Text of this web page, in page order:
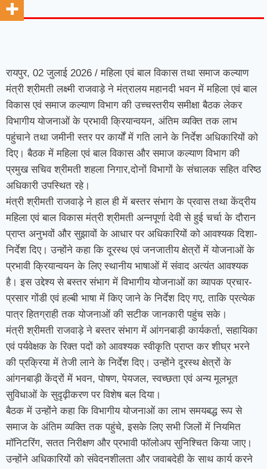
रायपुर, 02 जुलाई 2026 / महिला एवं बाल विकास तथा समाज कल्याण
मंत्री श्रीमती लक्ष्मी राजवाड़े ने मंत्रालय महानदी भवन में महिला एवं बाल
विकास एवं समाज कल्याण विभाग की उच्चस्तरीय समीक्षा बैठक लेकर
विभागीय योजनाओं के प्रभावी क्रियान्वयन, अंतिम व्यक्ति तक लाभ
पहुंचाने तथा जमीनी स्तर पर कार्यों में गति लाने के निर्देश अधिकारियों को
दिए। बैठक में महिला एवं बाल विकास और समाज कल्याण विभाग की
प्रमुख सचिव श्रीमती शहला निगार,दोनों विभागों के संचालक सहित वरिष्ठ
अधिकारी उपस्थित रहे।
मंत्री श्रीमती राजवाड़े ने हाल ही में बस्तर संभाग के प्रवास तथा केंद्रीय
महिला एवं बाल विकास मंत्री श्रीमती अन्नपूर्णा देवी से हुई चर्चा के दौरान
प्राप्त अनुभवों और सुझावों के आधार पर अधिकारियों को आवश्यक दिशा-
निर्देश दिए। उन्होंने कहा कि दूरस्थ एवं जनजातीय क्षेत्रों में योजनाओं के
प्रभावी क्रियान्वयन के लिए स्थानीय भाषाओं में संवाद अत्यंत आवश्यक
है। इस उद्देश्य से बस्तर संभाग में विभागीय योजनाओं का व्यापक प्रचार-
प्रसार गोंडी एवं हल्बी भाषा में किए जाने के निर्देश दिए गए, ताकि प्रत्येक
पात्र हितग्राही तक योजनाओं की सटीक जानकारी पहुंच सके।
मंत्री श्रीमती राजवाड़े ने बस्तर संभाग में आंगनबाड़ी कार्यकर्ता, सहायिका
एवं पर्यवेक्षक के रिक्त पदों को आवश्यक स्वीकृति प्राप्त कर शीघ्र भरने
की प्रक्रिया में तेजी लाने के निर्देश दिए। उन्होंने दूरस्थ क्षेत्रों के
आंगनबाड़ी केंद्रों में भवन, पोषण, पेयजल, स्वच्छता एवं अन्य मूलभूत
सुविधाओं के सुदृढ़ीकरण पर विशेष बल दिया।
बैठक में उन्होंने कहा कि विभागीय योजनाओं का लाभ समयबद्ध रूप से
समाज के अंतिम व्यक्ति तक पहुंचे, इसके लिए सभी जिलों में नियमित
मॉनिटरिंग, सतत निरीक्षण और प्रभावी फॉलोअप सुनिश्चित किया जाए।
उन्होंने अधिकारियों को संवेदनशीलता और जवाबदेही के साथ कार्य करने